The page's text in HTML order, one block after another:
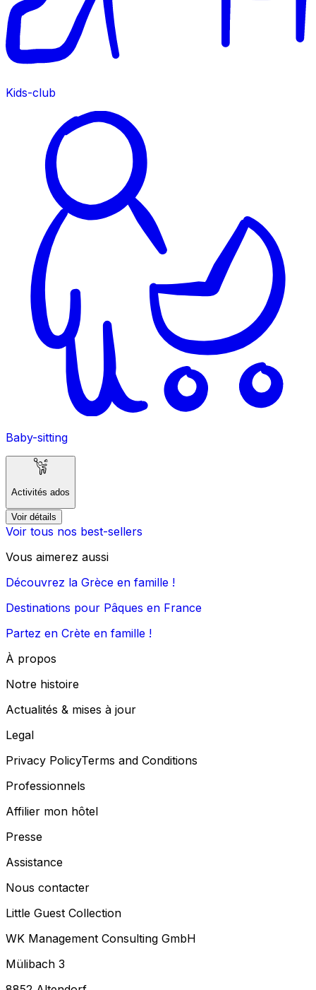
Kids-club
Baby-sitting
Activités ados
Voir détails
Voir tous nos best-sellers
Vous aimerez aussi
Découvrez la Grèce en famille !
Destinations pour Pâques en France
Partez en Crète en famille !
À propos
Notre histoire
Actualités & mises à jour
Legal
Privacy PolicyTerms and Conditions
Professionnels
Affilier mon hôtel
Presse
Assistance
Nous contacter
Little Guest Collection
WK Management Consulting GmbH
Mülibach 3